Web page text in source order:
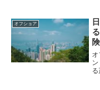
オフショア
る